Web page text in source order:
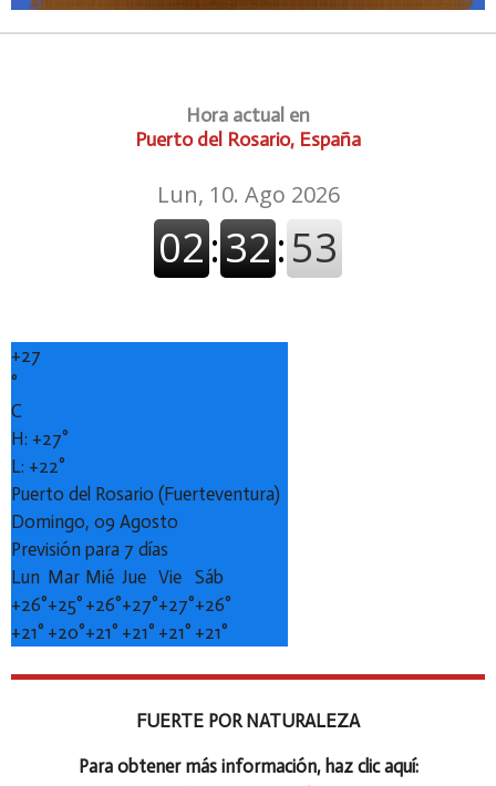
Hora actual en
Puerto del Rosario, España
+27
°
C
H: +27°
L: +22°
Puerto del Rosario (Fuerteventura)
Domingo, 09 Agosto
Previsión para 7 días
Lun Mar Mié Jue Vie Sáb
+26°+25° +26°+27°+27°+26°
+21° +20°+21° +21° +21° +21°
FUERTE POR NATURALEZA
Para obtener más información, haz clic aquí: